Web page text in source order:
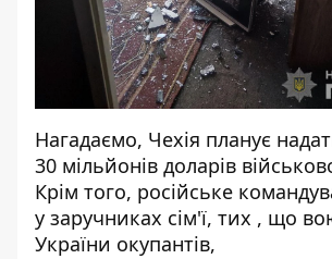
Нагадаємо, Чехія планує
30 мільйонів доларів
Крім того, російське
у заручниках сім'ї, тих , що
України окупантів,